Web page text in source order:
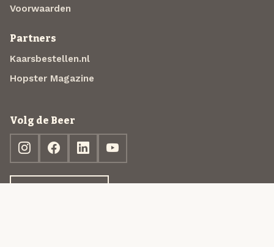
Voorwaarden
Partners
Kaarsbestellen.nl
Hopster Magazine
Volg de Beer